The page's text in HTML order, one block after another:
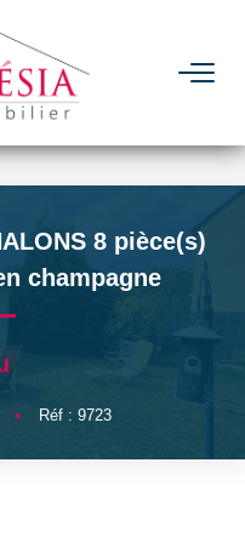
/ LOUÉS
8 pièce(s)
champagne
• Réf : 9723